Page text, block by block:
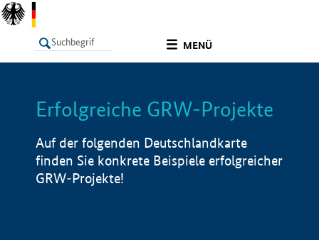
MENÜ
LISTE Info
Erfolgreiche GRW-Projekte
Auf der folgenden Deutschlandkarte
finden Sie konkrete Beispiele erfolgreicher
GRW-Projekte!